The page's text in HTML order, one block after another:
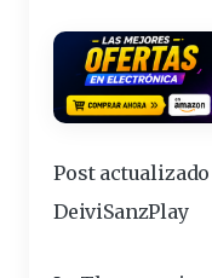
Post
DeiviSanzPlay